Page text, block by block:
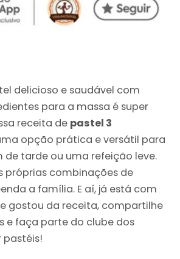
delicioso e saudável com
para a massa é super
receita de pastel 3
opção prática e versátil para
de tarde ou uma refeição leve.
próprias combinações de
a família. E aí, já está com
gostou da receita, compartilhe
e faça parte do clube dos
pastéis!